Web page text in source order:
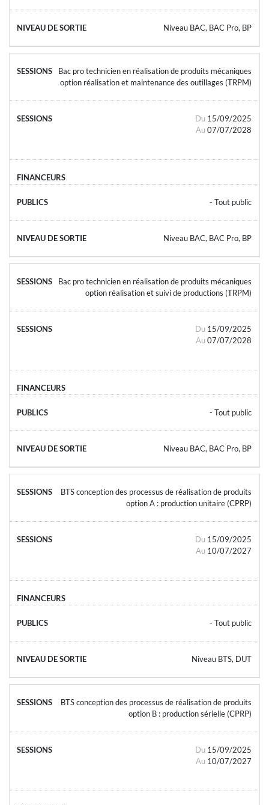
Niveau BAC, BAC Pro, BP
Bac pro technicien en réalisation de produits mécaniques
option réalisation et maintenance des outillages (TRPM)
Du 15/09/2025
Au 07/07/2028
- Tout public
Niveau BAC, BAC Pro, BP
Bac pro technicien en réalisation de produits mécaniques
option réalisation et suivi de productions (TRPM)
Du 15/09/2025
Au 07/07/2028
- Tout public
Niveau BAC, BAC Pro, BP
BTS conception des processus de réalisation de produits
option A : production unitaire (CPRP)
Du 15/09/2025
Au 10/07/2027
- Tout public
Niveau BTS, DUT
BTS conception des processus de réalisation de produits
option B : production sérielle (CPRP)
Du 15/09/2025
Au 10/07/2027